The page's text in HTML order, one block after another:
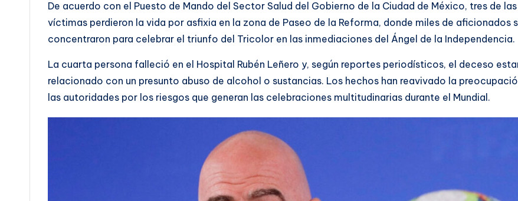
De acuerdo con el Puesto de Mando del Sector Salud del Gobierno de la Ciudad de México, tres de las
víctimas perdieron la vida por asfixia en la zona de Paseo de la Reforma, donde miles de aficionados
concentraron para celebrar el triunfo del Tricolor en las inmediaciones del Ángel de la Independencia.
La cuarta persona falleció en el Hospital Rubén Leñero y, según reportes periodísticos, el deceso
relacionado con un presunto abuso de alcohol o sustancias. Los hechos han reavivado la
las autoridades por los riesgos que generan las celebraciones multitudinarias durante el Mundial.